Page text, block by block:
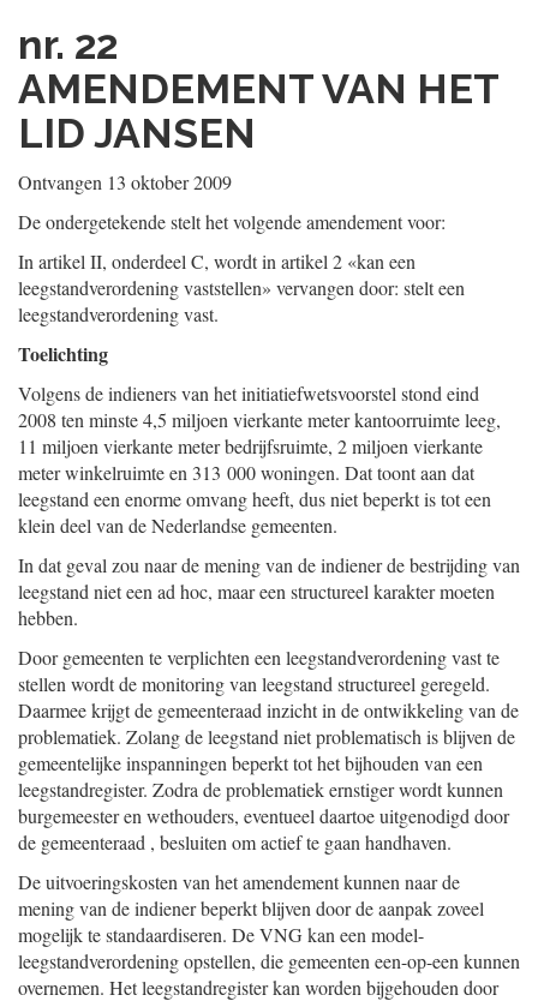
nr. 22
AMENDEMENT VAN HET
LID JANSEN
Ontvangen 13 oktober 2009
De ondergetekende stelt het volgende amendement voor:
In artikel II, onderdeel C, wordt in artikel 2 «kan een
leegstandverordening vaststellen» vervangen door: stelt een
leegstandverordening vast.
Toelichting
Volgens de indieners van het initiatiefwetsvoorstel stond eind
2008 ten minste 4,5 miljoen vierkante meter kantoorruimte leeg,
11 miljoen vierkante meter bedrijfsruimte, 2 miljoen vierkante
meter winkelruimte en 313 000 woningen. Dat toont aan dat
leegstand een enorme omvang heeft, dus niet beperkt is tot een
klein deel van de Nederlandse gemeenten.
In dat geval zou naar de mening van de indiener de bestrijding van
leegstand niet een ad hoc, maar een structureel karakter moeten
hebben.
Door gemeenten te verplichten een leegstandverordening vast te
stellen wordt de monitoring van leegstand structureel geregeld.
Daarmee krijgt de gemeenteraad inzicht in de ontwikkeling van de
problematiek. Zolang de leegstand niet problematisch is blijven de
gemeentelijke inspanningen beperkt tot het bijhouden van een
leegstandregister. Zodra de problematiek ernstiger wordt kunnen
burgemeester en wethouders, eventueel daartoe uitgenodigd door
de gemeenteraad , besluiten om actief te gaan handhaven.
De uitvoeringskosten van het amendement kunnen naar de
mening van de indiener beperkt blijven door de aanpak zoveel
mogelijk te standaardiseren. De VNG kan een model-
leegstandverordening opstellen, die gemeenten een-op-een kunnen
overnemen. Het leegstandregister kan worden bijgehouden door